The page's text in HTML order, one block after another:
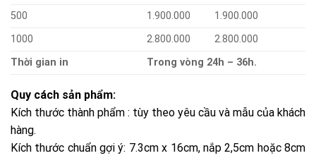
500
1.900.000
1.900.000
1000
2.800.000
2.800.000
Thời gian in
Trong vòng 24h – 36h.
Quy cách sản phẩm:
Kích thước thành phẩm : tùy theo yêu cầu và mẫu của khách
hàng.
Kích thước chuẩn gợi ý: 7.3cm x 16cm, nắp 2,5cm hoặc 8cm